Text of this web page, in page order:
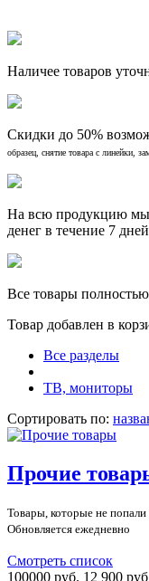
Наличее товаров
Скидки до 50%
образец, снятие товара с линейки,
На всю продукцию мы
денег в течение 7
Все товары
Товар добавлен в
Все разделы
ТВ, мониторы
Сортировать по:
Прочие
Товары, которые не попали
Обновляется ежедневно
Смотреть список
100000 руб. 12 900 руб